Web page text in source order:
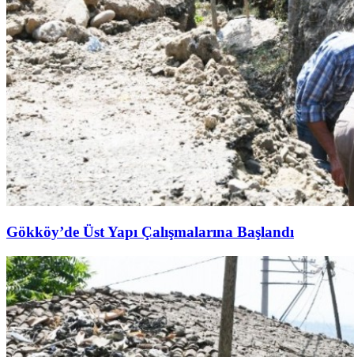
Gökköy’de Üst Yapı Çalışmalarına Başlandı